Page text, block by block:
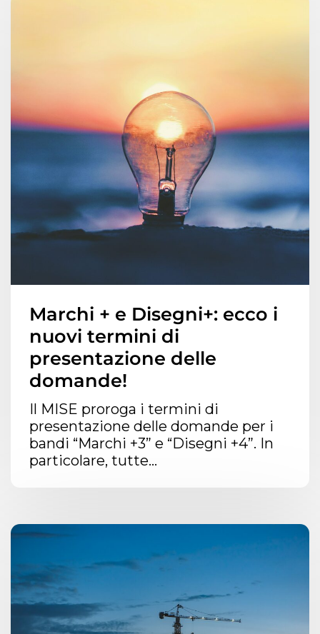
Marchi + e Disegni+: ecco i
nuovi termini di
presentazione delle
domande!
Il MISE proroga i termini di
presentazione delle domande per i
bandi “Marchi +3” e “Disegni +4”. In
particolare, tutte...